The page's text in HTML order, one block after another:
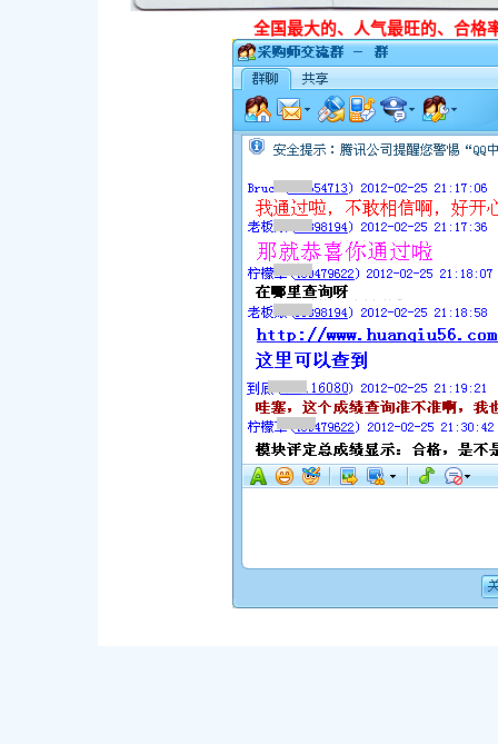
全国最大的、人气最旺的、合格